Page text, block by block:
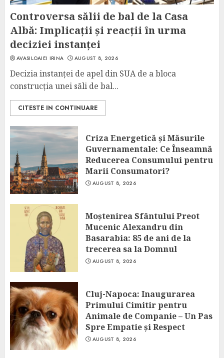
Controversa sălii de bal de la Casa
Albă: Implicații și reacții în urma
deciziei instanței
AVASILOAIEI IRINA AUGUST 8, 2026
Decizia instanței de apel din SUA de a bloca
construcția unei săli de bal...
CITESTE IN CONTINUARE
Criza Energetică și Măsurile
Guvernamentale: Ce Înseamnă
Reducerea Consumului pentru
Marii Consumatori?
AUGUST 8, 2026
Moștenirea Sfântului Preot
Mucenic Alexandru din
Basarabia: 85 de ani de la
trecerea sa la Domnul
AUGUST 8, 2026
Cluj-Napoca: Inaugurarea
Primului Cimitir pentru
Animale de Companie – Un Pas
Spre Empatie și Respect
AUGUST 8, 2026